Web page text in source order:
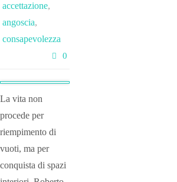
accettazione,
angoscia,
consapevolezza
0
La vita non
procede per
riempimento di
vuoti, ma per
conquista di spazi